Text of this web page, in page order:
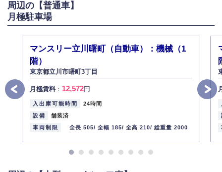
6.個人情報管理の社内教育
弊社社員全員が、個人情報の取り扱いについての重要性を理解し、より適
切に管理するよう社内教育を実施してまいります。
2013年12月1日
代表取締役社長 野口 幸男
周辺の【普通車】
月極駐車場
マンスリー立川曙町（自動車）：機械（1
階）
東京都立川市曙町3丁目
月極賃料： 12,572円
入出庫可能時間
24時間
設備
舗装済
車両制限
全長 505/ 全幅 185/ 全高 210/ 総重量 2000